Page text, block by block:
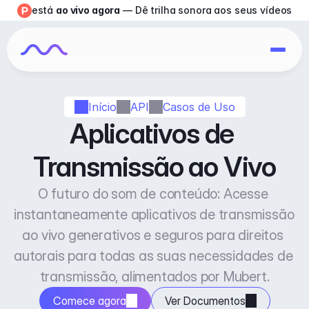
Início API Casos de Uso
Aplicativos de
Transmissão ao Vivo
O futuro do som de conteúdo: Acesse
instantaneamente aplicativos de transmissão
ao vivo generativos e seguros para direitos
autorais para todas as suas necessidades de
transmissão, alimentados por Mubert.
Comece agora Ver Documentos
está ao vivo agora — Dê trilha sonora aos seus vídeos